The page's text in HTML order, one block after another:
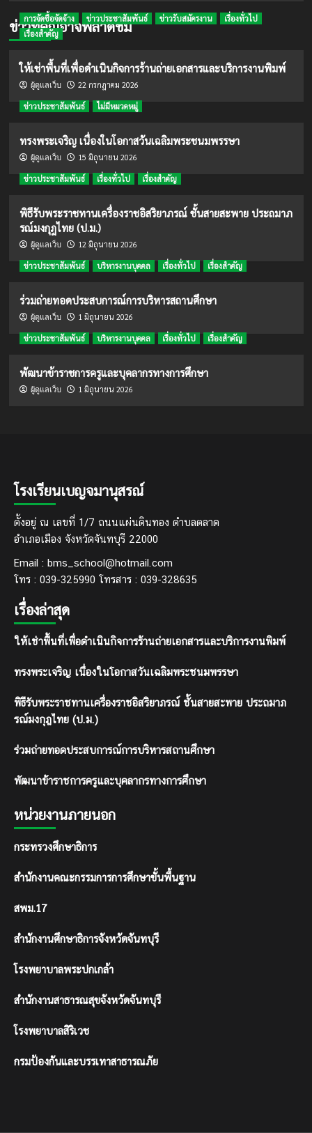
ข่าวที่คุณอาจพลาดชม
การจัดซื้อจัดจ้าง ข่าวประชาสัมพันธ์ ข่าวรับสมัครงาน
เรื่องทั่วไป
เรื่องสำคัญ
ให้เช่าพื้นที่เพื่อดำเนินกิจการร้านถ่ายเอกสารและบริการงานพิมพ์
ผู้ดูแลเว็บ 22 กรกฎาคม 2026
ข่าวประชาสัมพันธ์ ไม่มีหมวดหมู่
ทรงพระเจริญ เนื่องในโอกาสวันเฉลิมพระชนมพรรษา
ผู้ดูแลเว็บ 15 มิถุนายน 2026
ข่าวประชาสัมพันธ์ เรื่องทั่วไป เรื่องสำคัญ
พิธีรับพระราชทานเครื่องราชอิสริยาภรณ์ ชั้นสายสะพาย ประถมาภ
รณ์มงกุฎไทย (ป.ม.)
ผู้ดูแลเว็บ 12 มิถุนายน 2026
ข่าวประชาสัมพันธ์ บริหารงานบุคคล เรื่องทั่วไป เรื่องสำคัญ
ร่วมถ่ายทอดประสบการณ์การบริหารสถานศึกษา
ผู้ดูแลเว็บ 1 มิถุนายน 2026
ข่าวประชาสัมพันธ์ บริหารงานบุคคล เรื่องทั่วไป เรื่องสำคัญ
พัฒนาข้าราชการครูและบุคลากรทางการศึกษา
ผู้ดูแลเว็บ 1 มิถุนายน 2026
โรงเรียนเบญจมานุสรณ์
ตั้งอยู่ ณ เลขที่ 1/7 ถนนแผ่นดินทอง ตำบลตลาด
อำเภอเมือง จังหวัดจันทบุรี 22000
Email : bms_school@hotmail.com
โทร : 039-325990 โทรสาร : 039-328635
เรื่องล่าสุด
ให้เช่าพื้นที่เพื่อดำเนินกิจการร้านถ่ายเอกสารและบริการงานพิมพ์
ทรงพระเจริญ เนื่องในโอกาสวันเฉลิมพระชนมพรรษา
พิธีรับพระราชทานเครื่องราชอิสริยาภรณ์ ชั้นสายสะพาย ประถมาภ
รณ์มงกุฎไทย (ป.ม.)
ร่วมถ่ายทอดประสบการณ์การบริหารสถานศึกษา
พัฒนาข้าราชการครูและบุคลากรทางการศึกษา
หน่วยงานภายนอก
กระทรวงศึกษาธิการ
สำนักงานคณะกรรมการการศึกษาขั้นพื้นฐาน
สพม.17
สำนักงานศึกษาธิการจังหวัดจันทบุรี
โรงพยาบาลพระปกเกล้า
สำนักงานสาธารณสุขจังหวัดจันทบุรี
โรงพยาบาลสิริเวช
กรมป้องกันและบรรเทาสาธารณภัย